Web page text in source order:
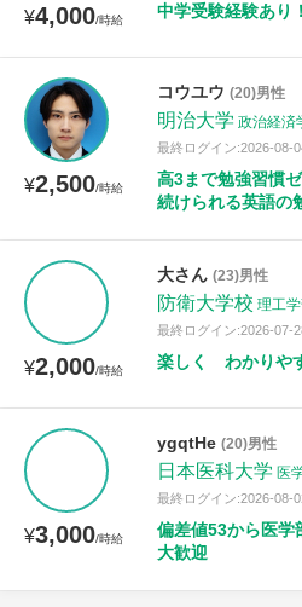
¥4,000/時給 中学受験経験あり
¥2,500/時給
コウユウ (20)男性
明治大学 政治経済
最終ログイン:2026-08-
高3まで勉強習慣
続けられる英語の
¥2,000/時給
大さん (23)男性
防衛大学校 理工
最終ログイン:2026-07-
楽しく わかりや
¥3,000/時給
ygqtHe (20)男性
日本医科大学 医
最終ログイン:2026-08-
偏差値53から医学
大歓迎